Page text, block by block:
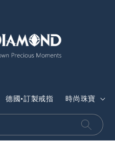
德國•訂製戒指 時尚珠寶